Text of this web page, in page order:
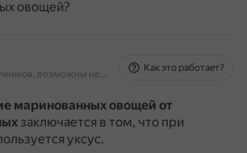
овощей?
На основе источников, возможны неточности
Как это работает?
маринованных овощей от
заключается в том, что при
уксус.